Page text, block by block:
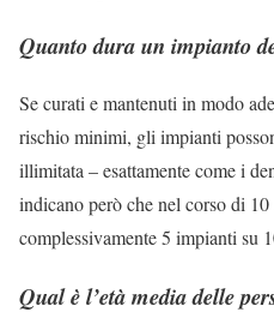
Quanto dura un impianto
Se curati e mantenuti in modo
rischio minimi, gli impianti
illimitata – esattamente come i
indicano però che nel corso di
complessivamente 5 impianti su
Qual è l’età media delle